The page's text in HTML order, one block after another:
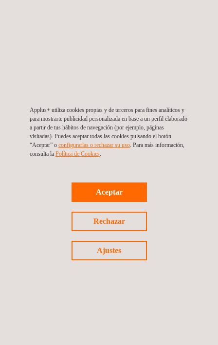
Applus+ utiliza cookies propias y de terceros para fines analíticos y
para mostrarte publicidad personalizada en base a un perfil elaborado
a partir de tus hábitos de navegación (por ejemplo, páginas
visitadas). Puedes aceptar todas las cookies pulsando el botón
“Aceptar” o configurarlas o rechazar su uso. Para más información,
consulta la Política de Cookies. ​
Aceptar
Rechazar
Ajustes